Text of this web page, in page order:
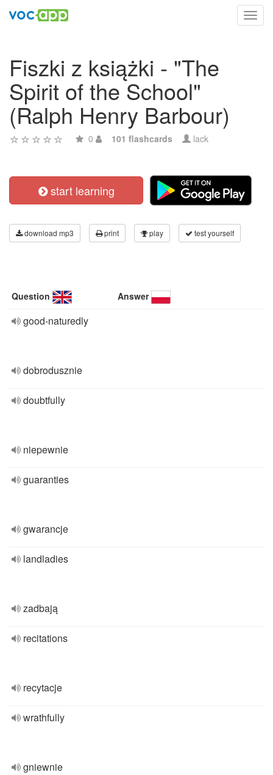
Fiszki z książki - "The
Spirit of the School"
(Ralph Henry Barbour)
0 101 flashcards lack
start learning
download mp3 print play test yourself
Question Answer
good-naturedly
dobrodusznie
doubtfully
niepewnie
guaranties
gwarancje
landladies
zadbają
recitations
recytacje
wrathfully
gniewnie